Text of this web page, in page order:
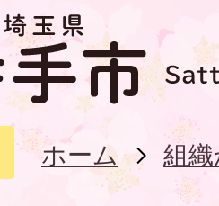
ホーム 組